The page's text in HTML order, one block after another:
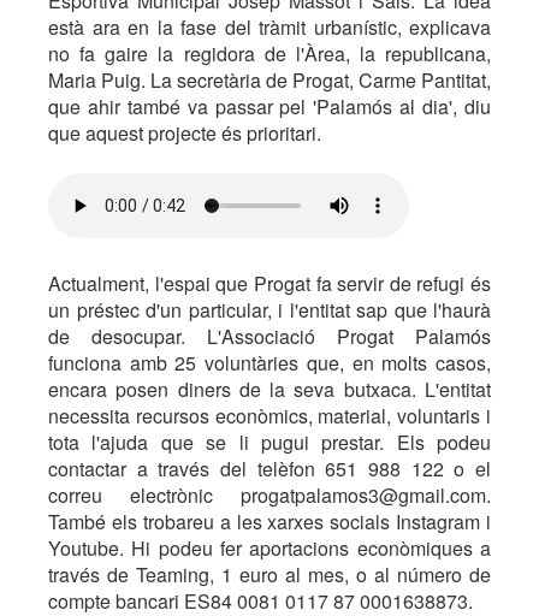
està ara en la fase del tràmit urbanístic, explicava
no fa gaire la regidora de l'Àrea, la republicana,
Maria Puig. La secretària de Progat, Carme Pantitat,
que ahir també va passar pel 'Palamós al dia', diu
que aquest projecte és prioritari.
Actualment, l'espai que Progat fa servir de refugi és
un préstec d'un particular, i l'entitat sap que l'haurà
de desocupar. L'Associació Progat Palamós
funciona amb 25 voluntàries que, en molts casos,
encara posen diners de la seva butxaca. L'entitat
necessita recursos econòmics, material, voluntaris i
tota l'ajuda que se li pugui prestar. Els podeu
contactar a través del telèfon 651 988 122 o el
correu electrònic progatpalamos3@gmail.com.
També els trobareu a les xarxes socials Instagram i
Youtube. Hi podeu fer aportacions econòmiques a
través de Teaming, 1 euro al mes, o al número de
compte bancari ES84 0081 0117 87 0001638873.